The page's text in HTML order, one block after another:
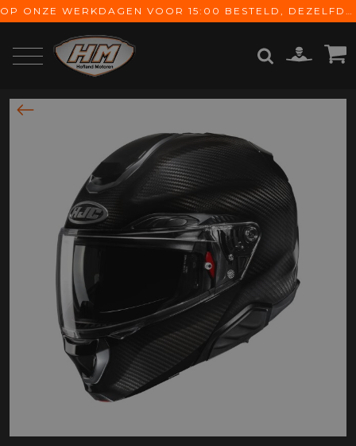
OP ONZE WERKDAGEN VOOR 15:00 BESTELD, DEZELFDE DAG VERZONDEN! GRATIS VERZENDING VANAF € 65,-